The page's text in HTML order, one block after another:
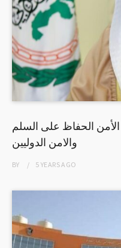
الحفاظ على السلم
والامن الدوليين
BY 5 YEARSAGO